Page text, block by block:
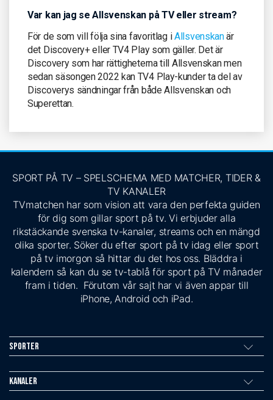
Var kan jag se Allsvenskan på TV eller stream?
För de som vill följa sina favoritlag iAllsvenskanär
det Discovery+ eller TV4 Play som gäller. Det är
Discovery som har rättigheterna till Allsvenskan men
sedan säsongen 2022 kan TV4 Play-kunder ta del av
Discoverys sändningar från både Allsvenskan och
Superettan.
SPORT PÅ TV – SPELSCHEMA MED MATCHER, TIDER &
TV KANALER
TVmatchen har som vision att vara den perfekta guiden
för dig som gillar sport på tv. Vi erbjuder alla
rikstäckande svenska tv-kanaler, streams och en mängd
olika sporter. Söker du efter sport på tv idag eller sport
på tv imorgon så hittar du det hos oss. Bläddra i
kalendern så kan du se tv-tablå för sport på TV månader
fram i tiden. Förutom vår sajt har vi även appar till
iPhone, Android och iPad.
Sporter
Kanaler